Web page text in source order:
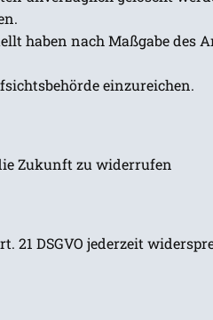
haben nach Maßgabe des
einzureichen.
Zukunft zu widerrufen
21 DSGVO jederzeit